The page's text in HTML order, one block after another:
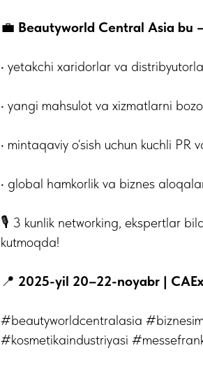
💼 Beautyworld Central Asia bu
• yetakchi xaridorlar va
• yangi mahsulot va xizmatlarni
• mintaqaviy o‘sish uchun kuchli
• global hamkorlik va biznes
🎙 3 kunlik networking, ekspertlar
kutmoqda!
📍 2025-yil 20–22-noyabr |
#beautyworldcentralasia
#kosmetikaindustriyasi